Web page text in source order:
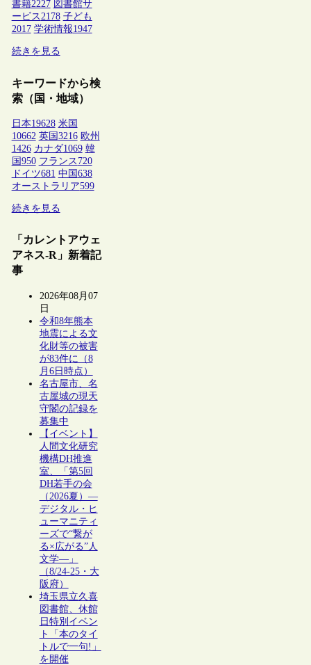
書籍2227 図書館サ
ービス2178 子ども
2017 学術情報1947
続きを見る
キーワードから検
索（国・地域）
日本19628 米国
10662 英国 3216 欧州
1426 カナダ1069 韓
国 950 フランス 720
ドイツ681 中国 638
オーストラリア599
続きを見る
「カレントアウェ
アネス-R」新着記
事
2026年08月07
日
令和8年熊本
地震による文
化財等の被害
が83件に（8
月6日時点）
名古屋市、名
古屋城の現天
守閣の記録を
募集中
【イベント】
人間文化研究
機構DH推進
室、「第5回
DH若手の会
（2026夏）―
デジタル・ヒ
ューマニティ
ーズで“繋が
る×広がる”人
文学―」
（8/24-25・大
阪府）
埼玉県立久喜
図書館、休館
日特別イベン
ト「本のタイ
トルで一句!」
を開催